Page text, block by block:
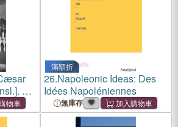
2
滿額折
26.Napoleonic Ideas: Des
Idées Napoléniennes
無庫存